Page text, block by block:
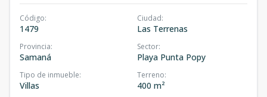
Código:
1479
Ciudad:
Las Terrenas
Provincia:
Samaná
Sector:
Playa Punta Popy
Tipo de inmueble:
Villas
Terreno:
400 m²